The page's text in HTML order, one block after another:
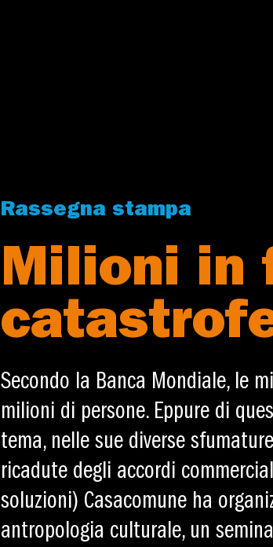
Rassegna stampa
Milioni in
Secondo la Banca Mondiale, le
milioni di persone. Eppure di
tema, nelle sue diverse
ricadute degli accordi
soluzioni) Casacomune ha
antropologia culturale, un